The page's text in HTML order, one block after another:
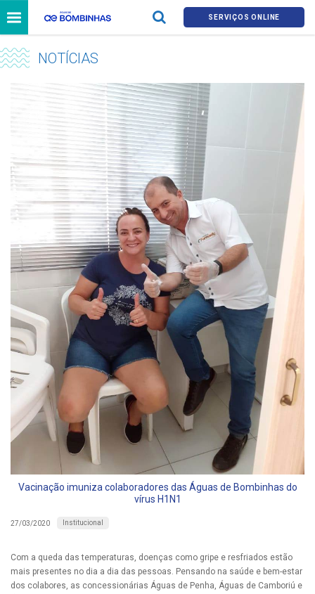
SERVIÇOS ONLINE
NOTÍCIAS
Vacinação imuniza colaboradores das Águas de Bombinhas do
vírus H1N1
27/03/2020 Institucional
Com a queda das temperaturas, doenças como gripe e resfriados estão
mais presentes no dia a dia das pessoas. Pensando na saúde e bem-estar
dos colabores, as concessionárias Águas de Penha, Águas de Camboriú e